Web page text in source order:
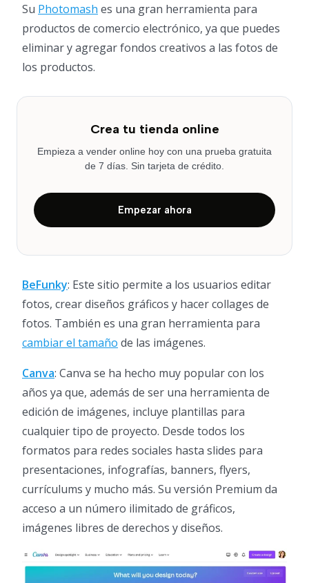
Su Photomash es una gran herramienta para
productos de comercio electrónico, ya que puedes
eliminar y agregar fondos creativos a las fotos de
los productos.
Crea tu tienda online
Empieza a vender online hoy con una prueba gratuita
de 7 días. Sin tarjeta de crédito.
Empezar ahora
BeFunky: Este sitio permite a los usuarios editar
fotos, crear diseños gráficos y hacer collages de
fotos. También es una gran herramienta para
cambiar el tamaño de las imágenes.
Canva: Canva se ha hecho muy popular con los
años ya que, además de ser una herramienta de
edición de imágenes, incluye plantillas para
cualquier tipo de proyecto. Desde todos los
formatos para redes sociales hasta slides para
presentaciones, infografías, banners, flyers,
currículums y mucho más. Su versión Premium da
acceso a un número ilimitado de gráficos,
imágenes libres de derechos y diseños.